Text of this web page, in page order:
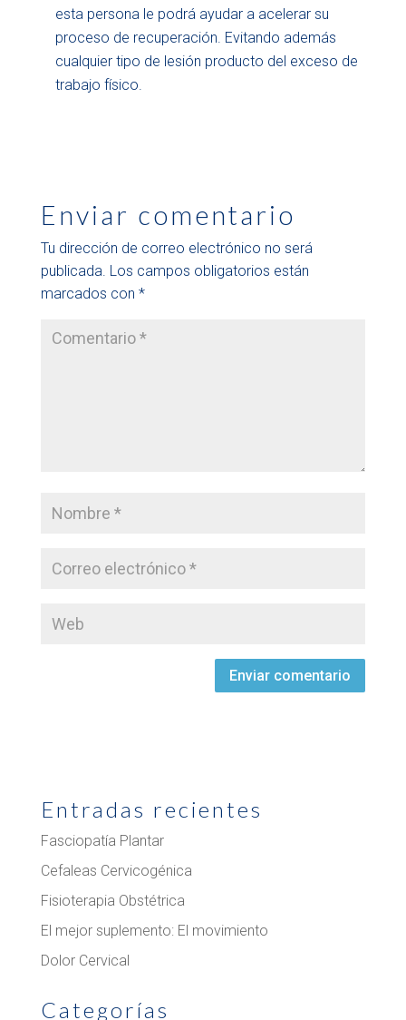
esta persona le podrá ayudar a acelerar su
proceso de recuperación. Evitando además
cualquier tipo de lesión producto del exceso de
trabajo físico.
Enviar comentario
Tu dirección de correo electrónico no será
publicada. Los campos obligatorios están
marcados con *
Entradas recientes
Fasciopatía Plantar
Cefaleas Cervicogénica
Fisioterapia Obstétrica
El mejor suplemento: El movimiento
Dolor Cervical
Categorías